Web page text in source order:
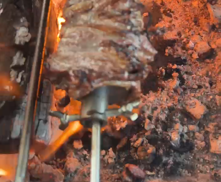
Barbekü Mangal Mini Cağ Döner, Et
Döner ve Tavuk Döner Seti (Guruss
Go Grill)
(1)